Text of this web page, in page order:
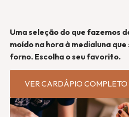
Uma seleção do que fazemos
moído na hora à medialuna
forno. Escolha o seu favorito.
VER CARDÁPIO COMPLETO